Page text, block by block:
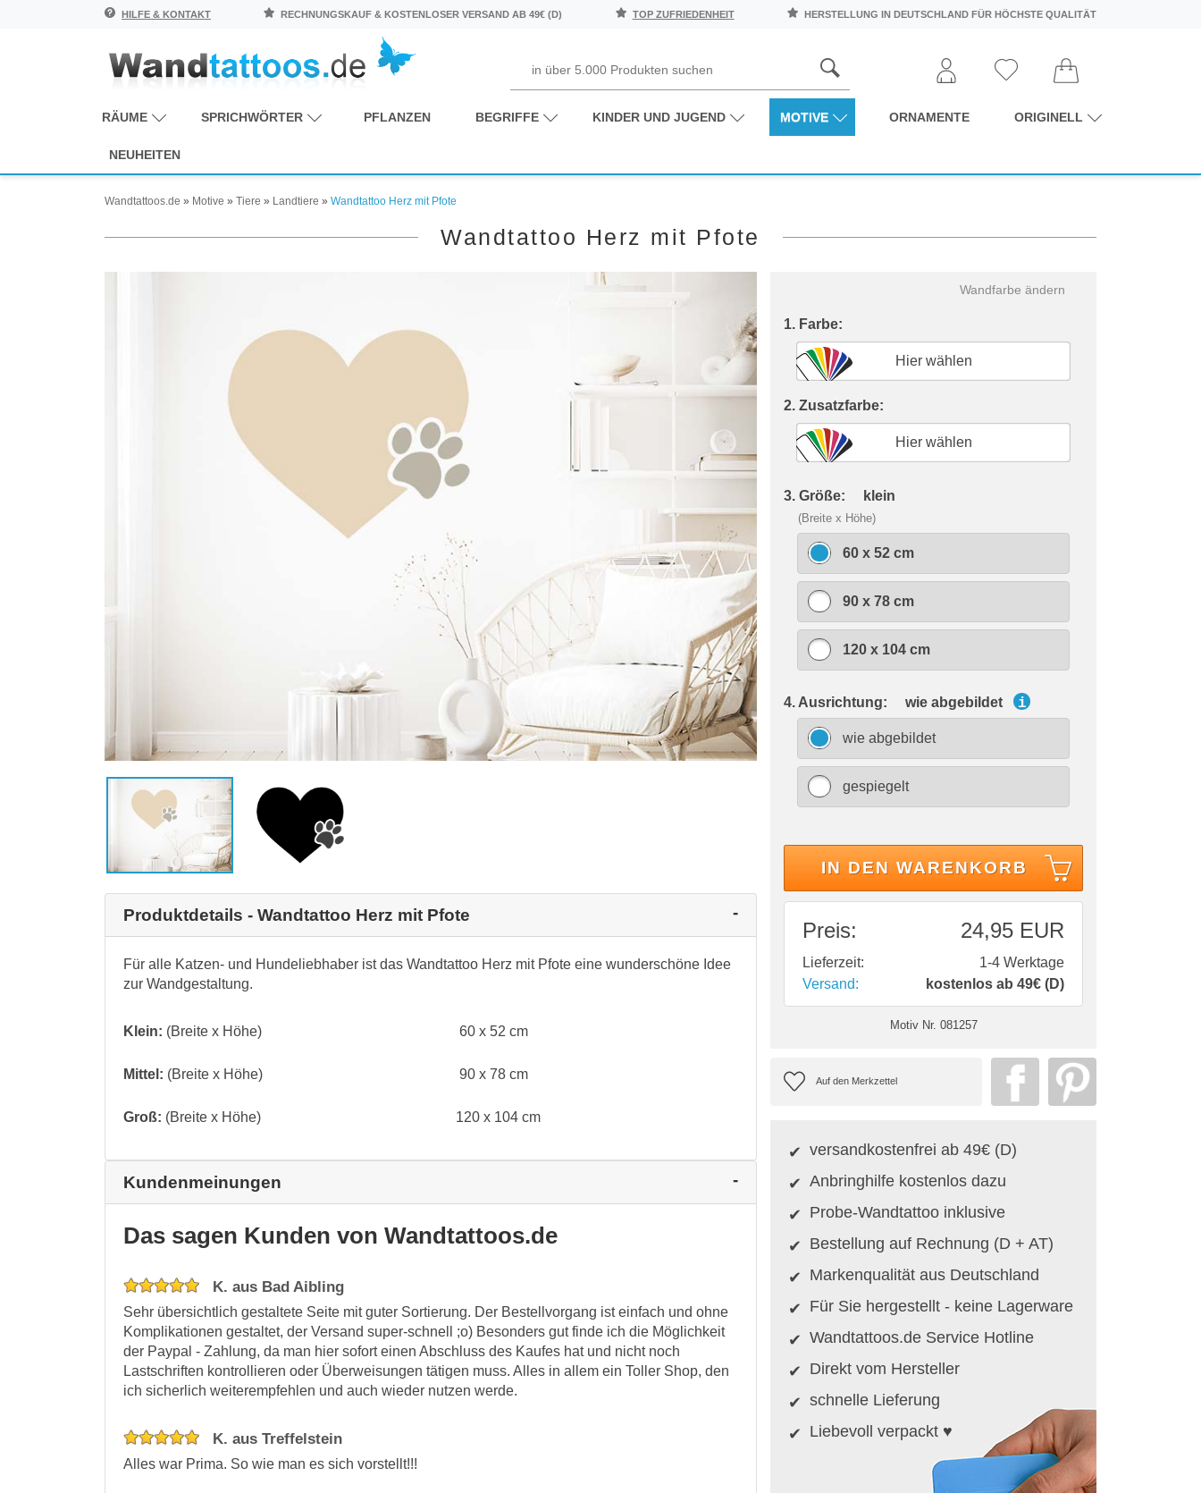
HILFE & KONTAKT RECHNUNGSKAUF & KOSTENLOSER VERSAND AB 49€ (D) TOP ZUFRIEDENHEIT HERSTELLUNG IN DEUTSCHLAND FÜR HÖCHSTE QUALITÄT
RÄUME SPRICHWÖRTER PFLANZEN BEGRIFFE KINDER UND JUGEND MOTIVE ORNAMENTE ORIGINELL
NEUHEITEN
Wandtattoos.de » Motive » Tiere » Landtiere » Wandtattoo Herz mit Pfote
Wandtattoo Herz mit Pfote
Produktdetails - Wandtattoo Herz mit Pfote
Für alle Katzen- und Hundeliebhaber ist das Wandtattoo Herz mit Pfote eine wunderschöne Idee
zur Wandgestaltung.
Klein: (Breite x Höhe) 60 x 52 cm
Mittel: (Breite x Höhe) 90 x 78 cm
Groß: (Breite x Höhe) 120 x 104 cm
Kundenmeinungen
Das sagen Kunden von Wandtattoos.de
K. aus Bad Aibling
Sehr übersichtlich gestaltete Seite mit guter Sortierung. Der Bestellvorgang ist einfach und ohne
Komplikationen gestaltet, der Versand super-schnell ;o) Besonders gut finde ich die Möglichkeit
der Paypal - Zahlung, da man hier sofort einen Abschluss des Kaufes hat und nicht noch
Lastschriften kontrollieren oder Überweisungen tätigen muss. Alles in allem ein Toller Shop, den
ich sicherlich weiterempfehlen und auch wieder nutzen werde.
K. aus Treffelstein
Alles war Prima. So wie man es sich vorstellt!!!
Wandfarbe ändern
1. Farbe:
Hier wählen
2. Zusatzfarbe:
Hier wählen
3. Größe: klein
(Breite x Höhe)
60 x 52 cm
90 x 78 cm
120 x 104 cm
4. Ausrichtung: wie abgebildet i
wie abgebildet
gespiegelt
IN DEN WARENKORB
Preis: 24,95 EUR
Lieferzeit:
1-4 Werktage
Versand:
kostenlos ab 49€ (D)
Motiv Nr. 081257
versandkostenfrei ab 49€ (D)
Anbringhilfe kostenlos dazu
Probe-Wandtattoo inklusive
Bestellung auf Rechnung (D + AT)
Markenqualität aus Deutschland
Für Sie hergestellt - keine Lagerware
Wandtattoos.de Service Hotline
Direkt vom Hersteller
schnelle Lieferung
Liebevoll verpackt ♥